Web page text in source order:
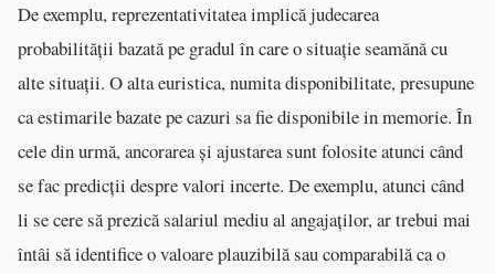
De exemplu, reprezentativitatea implică judecarea
probabilității bazată pe gradul în care o situație seamănă cu
alte situații. O alta euristica, numita disponibilitate, presupune
ca estimarile bazate pe cazuri sa fie disponibile in memorie. În
cele din urmă, ancorarea și ajustarea sunt folosite atunci când
se fac predicții despre valori incerte. De exemplu, atunci când
li se cere să prezică salariul mediu al angajaților, ar trebui mai
întâi să identifice o valoare plauzibilă sau comparabilă ca o